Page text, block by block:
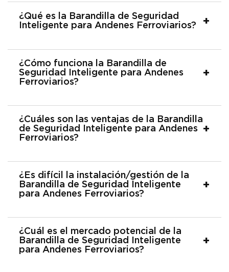
¿Qué es la Barandilla de Seguridad
Inteligente para Andenes Ferroviarios?
¿Cómo funciona la Barandilla de
Seguridad Inteligente para Andenes
Ferroviarios?
¿Cuáles son las ventajas de la Barandilla
de Seguridad Inteligente para Andenes
Ferroviarios?
¿Es difícil la instalación/gestión de la
Barandilla de Seguridad Inteligente
para Andenes Ferroviarios?
¿Cuál es el mercado potencial de la
Barandilla de Seguridad Inteligente
para Andenes Ferroviarios?